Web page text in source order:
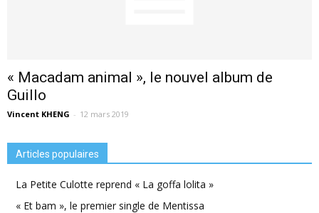
« Macadam animal », le nouvel album de
Guillo
Vincent KHENG - 12 mars 2019
Articles populaires
La Petite Culotte reprend « La goffa lolita »
« Et bam », le premier single de Mentissa